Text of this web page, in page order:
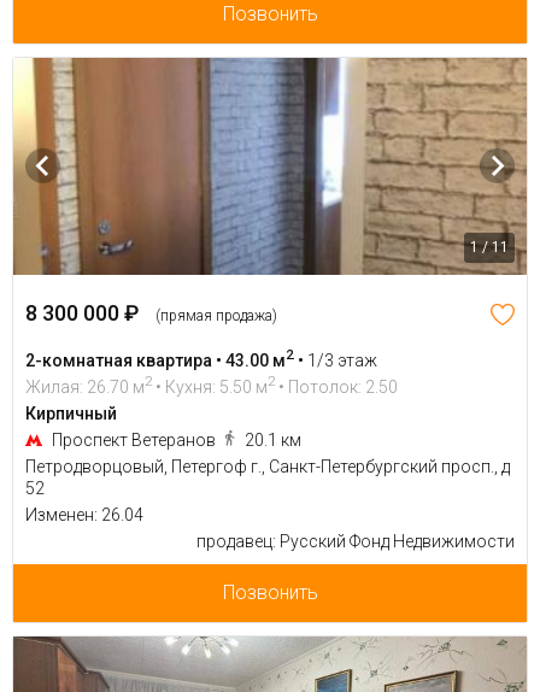
Позвонить
1 / 11
8 300 000 ₽ (прямая продажа)
2-комнатная квартира • 43.00 м2 • 1/3 этаж
Жилая: 26.70 м2 • Кухня: 5.50 м2 • Потолок: 2.50
Кирпичный
Проспект Ветеранов
20.1 км
Петродворцовый, Петергоф г., Санкт-Петербургский просп., д
52
Изменен: 26.04
продавец: Русский Фонд Недвижимости
Позвонить